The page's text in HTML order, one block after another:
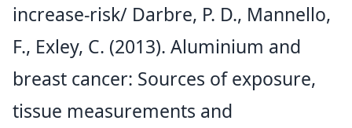
increase-risk/ Darbre, P. D., Mannello,
F., Exley, C. (2013). Aluminium and
breast cancer: Sources of exposure,
tissue measurements and